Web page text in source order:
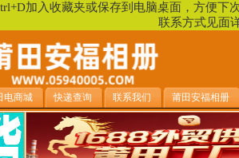
加入收藏夹或保存到电脑桌面，方便
联系方式见面
电商城 快递查询 联系我们 莆田安福相册